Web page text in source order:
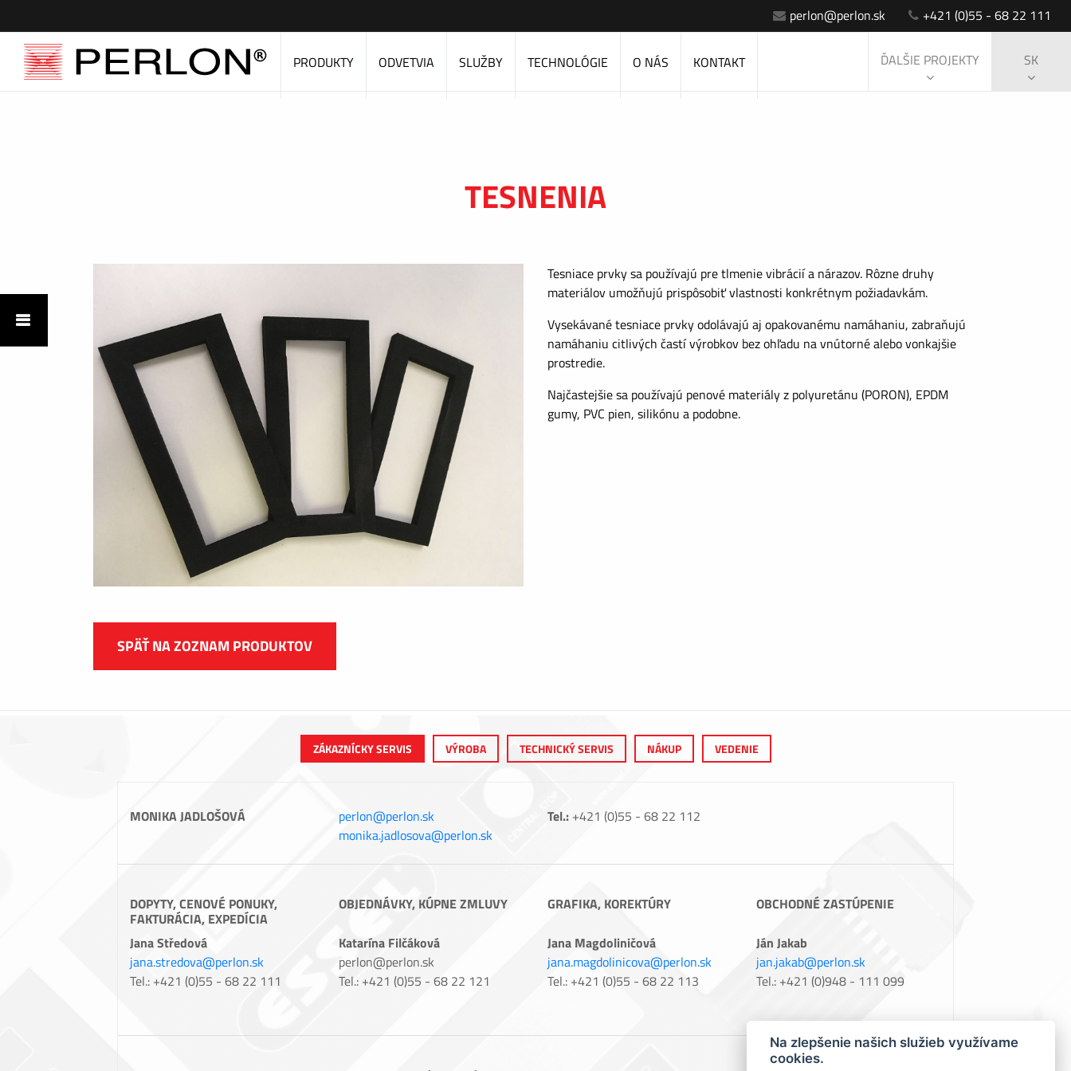
perlon@perlon.sk +421 (0)55 - 68 22 111
PRODUKTY ODVETVIA SLUŽBY TECHNOLÓGIE O NÁS KONTAKT ĎALŠIE PROJEKTY SK
TESNENIA
Tesniace prvky sa používajú pre tlmenie vibrácií a nárazov. Rôzne druhy
materiálov umožňujú prispôsobiť vlastnosti konkrétnym požiadavkám.
Vysekávané tesniace prvky odolávajú aj opakovanému namáhaniu, zabraňujú
namáhaniu citlivých častí výrobkov bez ohľadu na vnútorné alebo vonkajšie
prostredie.
Najčastejšie sa používajú penové materiály z polyuretánu (PORON), EPDM
gumy, PVC pien, silikónu a podobne.
SPÄŤ NA ZOZNAM PRODUKTOV
ZÁKAZNÍCKY SERVIS VÝROBA TECHNICKÝ SERVIS NÁKUP VEDENIE
MONIKA JADLOŠOVÁ
perlon@perlon.sk
monika.jadlosova@perlon.sk
Tel.: +421 (0)55 - 68 22 112
DOPYTY, CENOVÉ PONUKY,
FAKTURÁCIA, EXPEDÍCIA
Jana Středová
jana.stredova@perlon.sk
Tel.: +421 (0)55 - 68 22 111
OBJEDNÁVKY, KÚPNE ZMLUVY
Katarína Filčáková
perlon@perlon.sk
Tel.: +421 (0)55 - 68 22 121
GRAFIKA, KOREKTÚRY
Jana Magdoliničová
jana.magdolinicova@perlon.sk
Tel.: +421 (0)55 - 68 22 113
OBCHODNÉ ZASTÚPENIE
Ján Jakab
jan.jakab@perlon.sk
Tel.: +421 (0)948 - 111 099
Na zlepšenie našich služieb využívame
cookies.